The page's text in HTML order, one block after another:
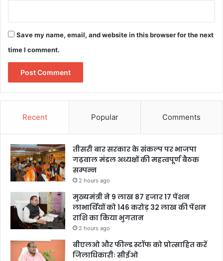
Save my name, email, and website in this browser for the next
time I comment.
Recent Popular Comments
तीसरी बार सरकार के संकल्प पर भाजपा
गढ़वाल मंडल अध्यक्षों की महत्वपूर्ण बैठक
सम्पन्न
2 hours ago
मुख्यमंत्री ने 9 लाख 87 हजार 17 पेंशन
लाभार्थियों को 146 करोड़ 32 लाख की पेंशन
राशि का किया भुगतान
2 hours ago
बीएलओ और फील्ड स्टॉफ को प्रोत्साहित करें
जिलाधिकारीः सीईओ